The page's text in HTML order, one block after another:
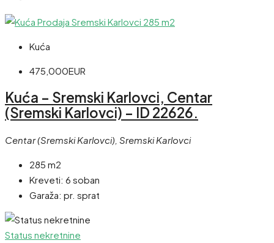
Kuća
475,000EUR
Kuća – Sremski Karlovci, Centar
(Sremski Karlovci) – ID 22626.
Centar (Sremski Karlovci), Sremski Karlovci
285 m2
Kreveti: 6 soban
Garaža: pr. sprat
Status nekretnine